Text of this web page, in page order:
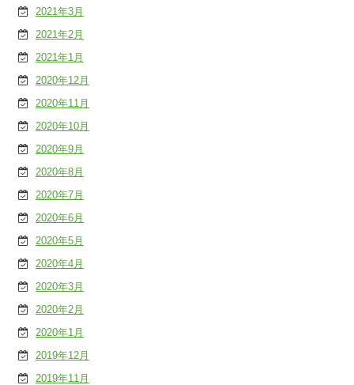
2021年3月
2021年2月
2021年1月
2020年12月
2020年11月
2020年10月
2020年9月
2020年8月
2020年7月
2020年6月
2020年5月
2020年4月
2020年3月
2020年2月
2020年1月
2019年12月
2019年11月